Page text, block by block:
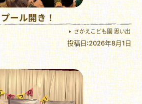
プール開き！
さかえこども園 思い出
投稿日:2026年8月1日